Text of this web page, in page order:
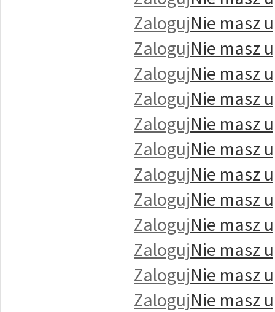
ZalogujNie masz
ZalogujNie masz
ZalogujNie masz
ZalogujNie masz
ZalogujNie masz
ZalogujNie masz
ZalogujNie masz
ZalogujNie masz
ZalogujNie masz
ZalogujNie masz
ZalogujNie masz
ZalogujNie masz